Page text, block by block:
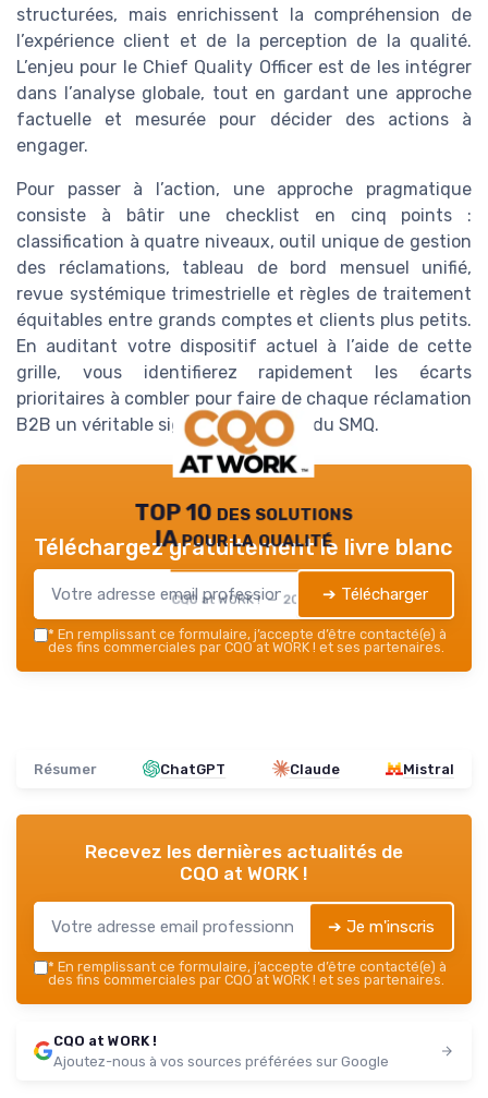
structurées, mais enrichissent la compréhension de
l’expérience client et de la perception de la qualité.
L’enjeu pour le Chief Quality Officer est de les intégrer
dans l’analyse globale, tout en gardant une approche
factuelle et mesurée pour décider des actions à
engager.
Pour passer à l’action, une approche pragmatique
consiste à bâtir une checklist en cinq points :
classification à quatre niveaux, outil unique de gestion
des réclamations, tableau de bord mensuel unifié,
revue systémique trimestrielle et règles de traitement
équitables entre grands comptes et clients plus petits.
En auditant votre dispositif actuel à l’aide de cette
grille, vous identifierez rapidement les écarts
prioritaires à combler pour faire de chaque réclamation
B2B un véritable signal stratégique du SMQ.
TOP 10 des solutions
IA pour la qualité
CQO at WORK ! — 2026
Téléchargez gratuitement le livre blanc
➔ Télécharger
* En remplissant ce formulaire, j’accepte d’être contacté(e) à
des fins commerciales par CQO at WORK ! et ses partenaires.
Résumer ChatGPT Claude Mistral
Recevez les dernières actualités de
CQO at WORK !
➔ Je m'inscris
* En remplissant ce formulaire, j’accepte d’être contacté(e) à
des fins commerciales par CQO at WORK ! et ses partenaires.
CQO at WORK !
Ajoutez-nous à vos sources préférées sur Google